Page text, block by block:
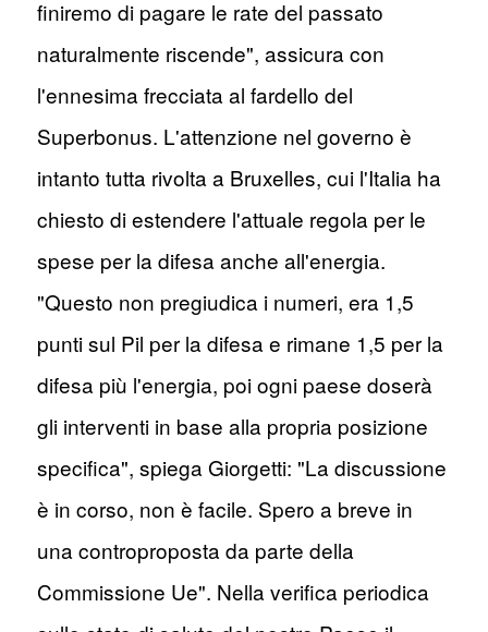
finiremo di pagare le rate del passato
naturalmente riscende", assicura con
l'ennesima frecciata al fardello del
Superbonus. L'attenzione nel governo è
intanto tutta rivolta a Bruxelles, cui l'Italia ha
chiesto di estendere l'attuale regola per le
spese per la difesa anche all'energia.
"Questo non pregiudica i numeri, era 1,5
punti sul Pil per la difesa e rimane 1,5 per la
difesa più l'energia, poi ogni paese doserà
gli interventi in base alla propria posizione
specifica", spiega Giorgetti: "La discussione
è in corso, non è facile. Spero a breve in
una controproposta da parte della
Commissione Ue". Nella verifica periodica